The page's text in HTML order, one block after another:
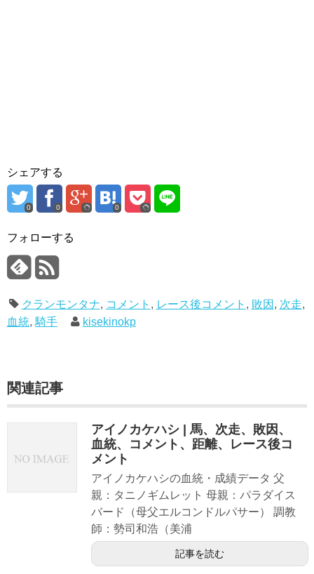
シェアする
0 0 0
フォローする
クランモンタナ, コメント , レース後コメント , 敗因 , 次走,
血統, 騎手 kisekinokp
関連記事
アイノカケハシ | 馬、次走、敗因、
血統、コメント、距離、レース後コ
メント
アイノカケハシの血統・成績データ 父
親：タニノギムレット 母親：パラダイス
バード（母父エルコンドルパサー） 調教
師：勢司和浩（美浦
記事を読む